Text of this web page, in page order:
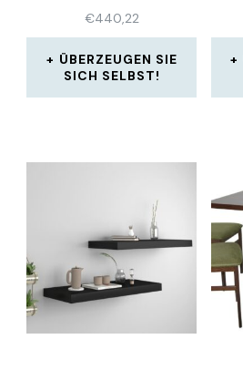
€440,22
ÜBERZEUGEN SIE
SICH SELBST!